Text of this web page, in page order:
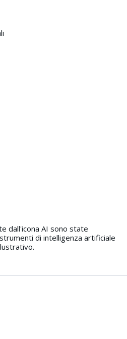
dall'icona AI sono state
di intelligenza artificiale